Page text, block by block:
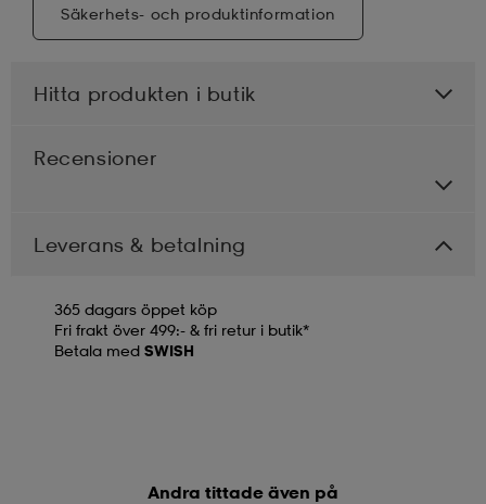
Säkerhets- och produktinformation
Hitta produkten i butik
Recensioner
Leverans & betalning
365 dagars öppet köp
Fri frakt över 499:- & fri retur i butik*
Betala med SWISH
Andra tittade även på